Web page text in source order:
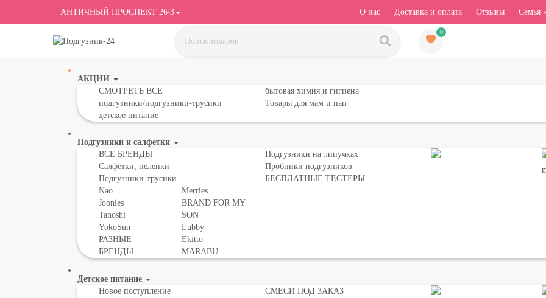
АНТИЧНЫЙ ПРОСПЕКТ 26/3 О нас Доставка и оплата Отзывы Семья
0
АКЦИИ
СМОТРЕТЬ ВСЕ
подгузники/подгузники-трусики
детское питание
бытовая химия и гигиена
Товары для мам и пап
Подгузники и салфетки
ВСЕ БРЕНДЫ
Салфетки, пеленки
Подгузники-трусики
Nao
Joonies
Tanoshi
YokoSun
РАЗНЫЕ
БРЕНДЫ
Merries
BRAND FOR MY
SON
Lubby
Ekitto
MARABU
Подгузники на липучках
Пробники подгузников
БЕСПЛАТНЫЕ ТЕСТЕРЫ
Детское питание
Новое поступление
СМЕСИ ПОД ЗАКАЗ